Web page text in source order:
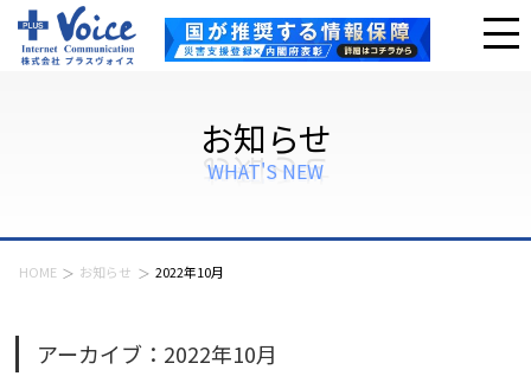
お知らせ
WHAT'S NEW
HOME お知らせ 2022年10月
アーカイブ：2022年10月